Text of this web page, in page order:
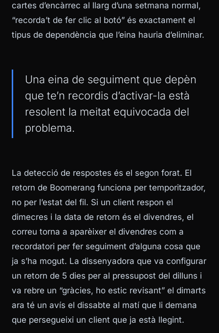
cartes d’encàrrec al llarg d’una setmana normal,
“recorda’t de fer clic al botó” és exactament el
tipus de dependència que l’eina hauria d’eliminar.
Una eina de seguiment que depèn
que te’n recordis d’activar-la està
resolent la meitat equivocada del
problema.
La detecció de respostes és el segon forat. El
retorn de Boomerang funciona per temporitzador,
no per l’estat del fil. Si un client respon el
dimecres i la data de retorn és el divendres, el
correu torna a aparèixer el divendres com a
recordatori per fer seguiment d’alguna cosa que
ja s’ha mogut. La dissenyadora que va configurar
un retorn de 5 dies per al pressupost del dilluns i
va rebre un “gràcies, ho estic revisant” el dimarts
ara té un avís el dissabte al matí que li demana
que persegueixi un client que ja està llegint.